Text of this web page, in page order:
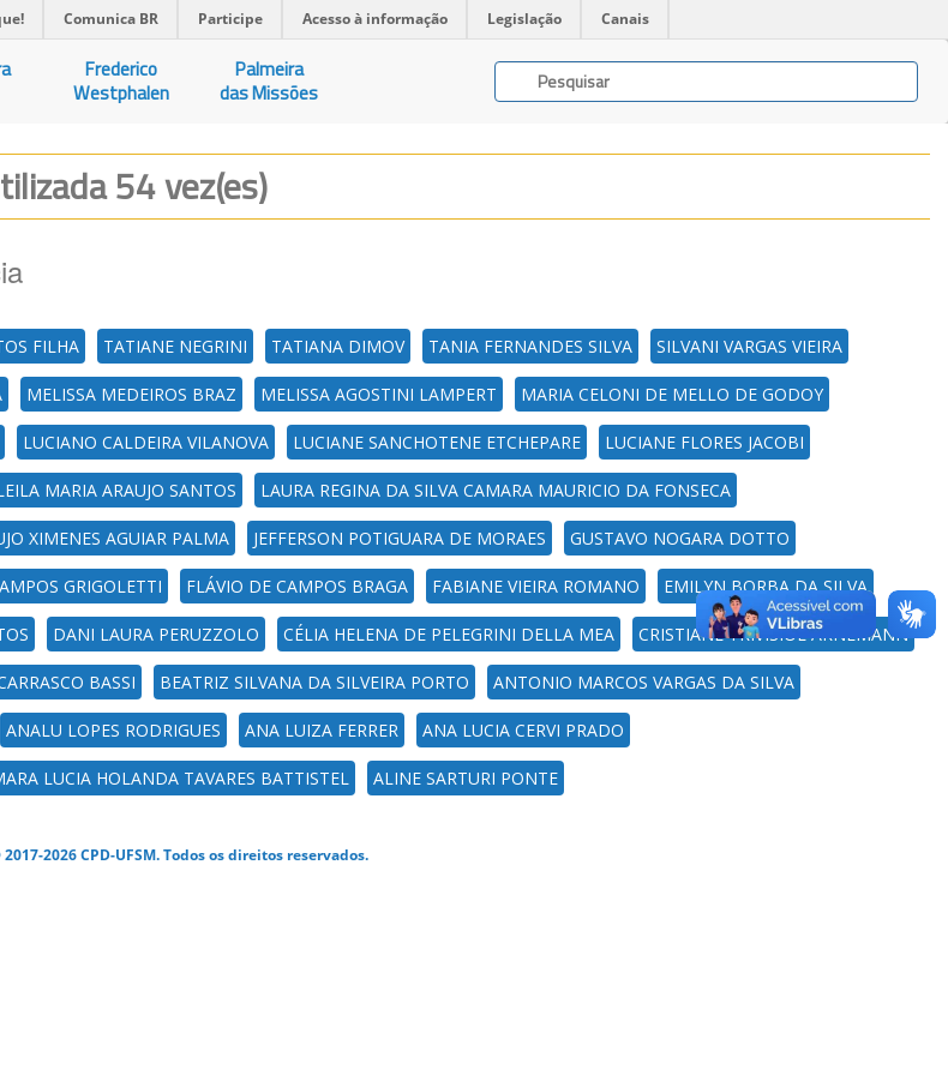
Comunica BR Participe Acesso à informação Legislação Canais
Frederico
Westphalen
Palmeira
das Missões
54 vez(es)
FILHA TATIANE NEGRINI TATIANA DIMOV TANIA FERNANDES SILVA SILVANI VARGAS VIEIRA
MELISSA MEDEIROS BRAZ MELISSA AGOSTINI LAMPERT MARIA CELONI DE MELLO DE GODOY
LUCIANO CALDEIRA VILANOVA LUCIANE SANCHOTENE ETCHEPARE LUCIANE FLORES JACOBI
MARIA ARAUJO SANTOS LAURA REGINA DA SILVA CAMARA MAURICIO DA FONSECA
XIMENES AGUIAR PALMA JEFFERSON POTIGUARA DE MORAES GUSTAVO NOGARA DOTTO
GRIGOLETTI FLÁVIO DE CAMPOS BRAGA FABIANE VIEIRA ROMANO EMILYN BORBA DA SILVA
DANI LAURA PERUZZOLO CÉLIA HELENA DE PELEGRINI DELLA MEA CRISTIANE TRIVISIOL ARNEMANN
BASSI BEATRIZ SILVANA DA SILVEIRA PORTO ANTONIO MARCOS VARGAS DA SILVA
ANALU LOPES RODRIGUES ANA LUIZA FERRER ANA LUCIA CERVI PRADO
LUCIA HOLANDA TAVARES BATTISTEL ALINE SARTURI PONTE
2026 CPD-UFSM. Todos os direitos reservados.